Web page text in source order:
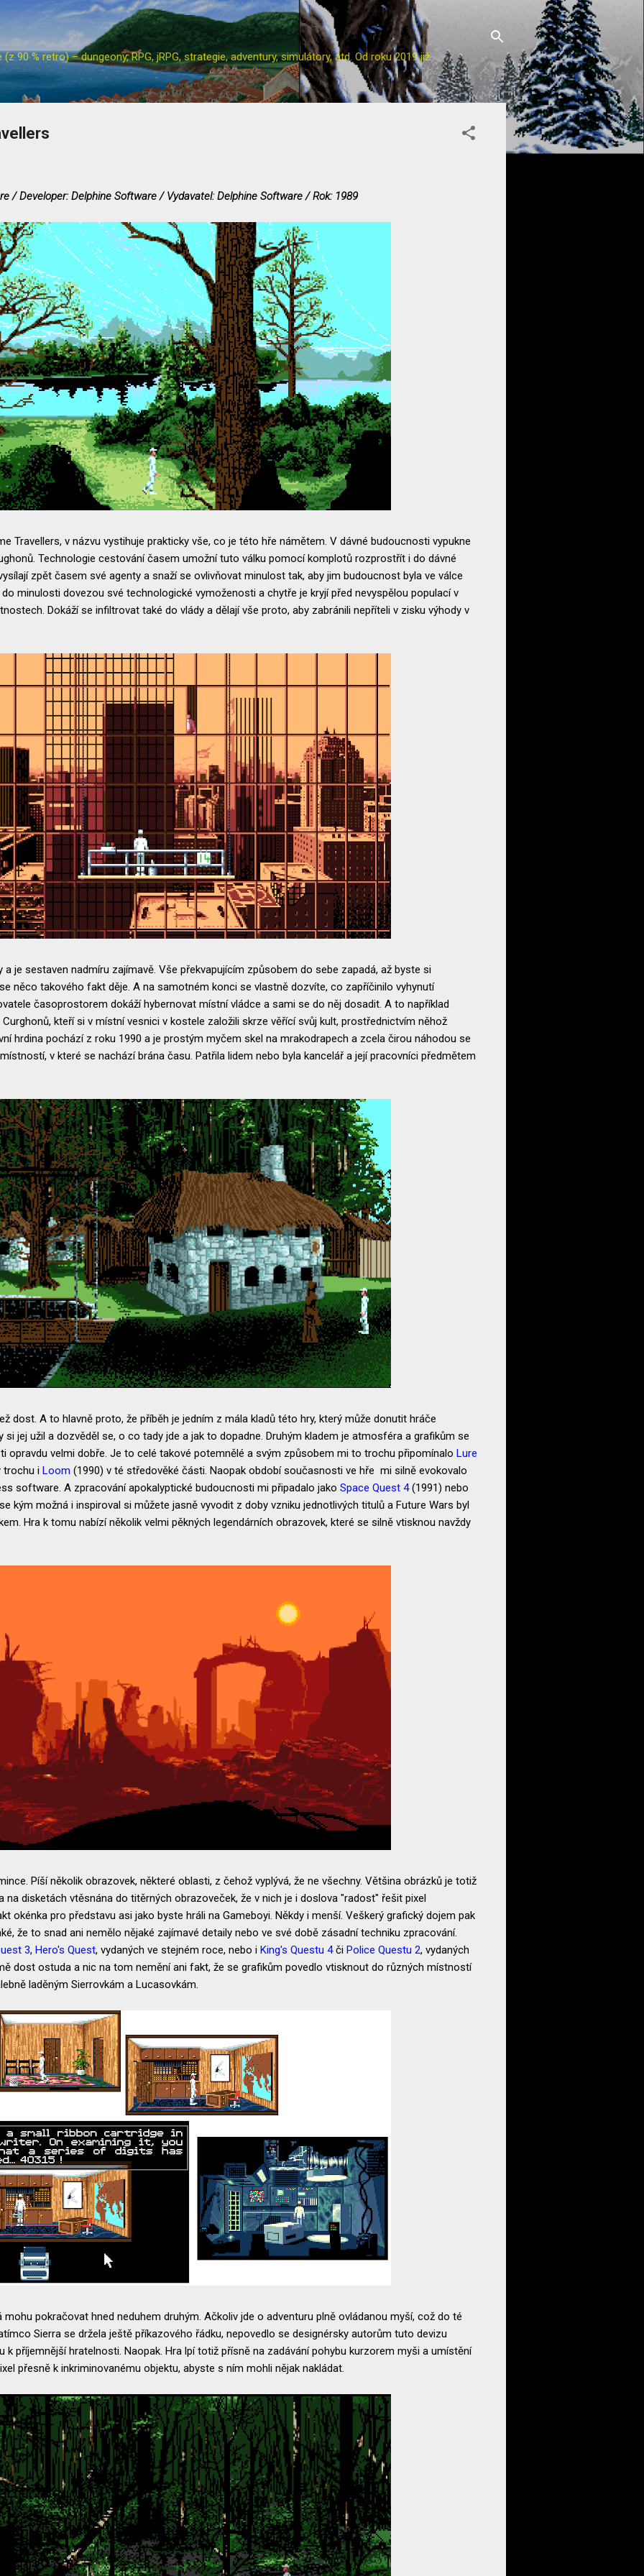
Přeskočit na hlavní obsah
90 % retro) – dungeony, RPG, jRPG, strategie, adventury, simulátory, atd. Od roku 2019 již
/ Developer: Delphine Software / Vydavatel: Delphine Software / Rok: 1989
Travellers, v názvu vystihuje prakticky vše, co je této hře námětem. V dávné budoucnosti vypukne
Technologie cestování časem umožní tuto válku pomocí komplotů rozprostřít i do dávné
zpět časem své agenty a snaží se ovlivňovat minulost tak, aby jim budoucnost byla ve válce
minulosti dovezou své technologické vymoženosti a chytře je kryjí před nevyspělou populací v
Dokáží se infiltrovat také do vlády a dělají vše proto, aby zabránili nepříteli v zisku výhody v
je sestaven nadmíru zajímavě. Vše překvapujícím způsobem do sebe zapadá, až byste si
něco takového fakt děje. A na samotném konci se vlastně dozvíte, co zapříčinilo vyhynutí
časoprostorem dokáží hybernovat místní vládce a sami se do něj dosadit. A to například
kteří si v místní vesnici v kostele založili skrze věřící svůj kult, prostřednictvím něhož
hrdina pochází z roku 1990 a je prostým myčem skel na mrakodrapech a zcela čirou náhodou se
v které se nachází brána času. Patřila lidem nebo byla kancelář a její pracovníci předmětem
dost. A to hlavně proto, že příběh je jedním z mála kladů této hry, který může donutit hráče
si jej užil a dozvěděl se, o co tady jde a jak to dopadne. Druhým kladem je atmosféra a grafikům se
opravdu velmi dobře. Je to celé takové potemnělé a svým způsobem mi to trochu připomínalo Lure
trochu i Loom (1990) v té středověké části. Naopak období současnosti ve hře mi silně evokovalo
software. A zpracování apokalyptické budoucnosti mi připadalo jako Space Quest 4(1991) nebo
kým možná i inspiroval si můžete jasně vyvodit z doby vzniku jednotlivých titulů a Future Wars byl
Hra k tomu nabízí několik velmi pěkných legendárních obrazovek, které se silně vtisknou navždy
Píší několik obrazovek, některé oblasti, z čehož vyplývá, že ne všechny. Většina obrázků je totiž
na disketách vtěsnána do titěrných obrazoveček, že v nich je i doslova "radost" řešit pixel
okénka pro představu asi jako byste hráli na Gameboyi. Někdy i menší. Veškerý grafický dojem pak
že to snad ani nemělo nějaké zajímavé detaily nebo ve své době zásadní techniku zpracování.
3, Hero's Quest, vydaných ve stejném roce, nebo i King's Questu 4či Police Questu 2, vydaných
dost ostuda a nic na tom nemění ani fakt, že se grafikům povedlo vtisknout do různých místností
laděným Sierrovkám a Lucasovkám.
mohu pokračovat hned neduhem druhým. Ačkoliv jde o adventuru plně ovládanou myší, což do té
Sierra se držela ještě příkazového řádku, nepovedlo se designérsky autorům tuto devizu
k příjemnější hratelnosti. Naopak. Hra lpí totiž přísně na zadávání pohybu kurzorem myši a umístění
přesně k inkriminovanému objektu, abyste s ním mohli nějak nakládat.